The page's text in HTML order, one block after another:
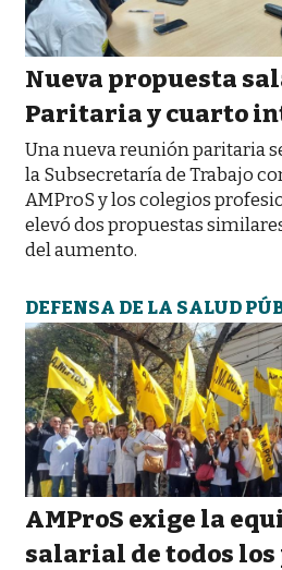
Nueva propuesta
Paritaria y cuarto
Una nueva reunión paritaria
la Subsecretaría de Trabajo
AMProS y los colegios
elevó dos propuestas
del aumento.
DEFENSA DE LA SALUD
AMProS exige la
salarial de todos